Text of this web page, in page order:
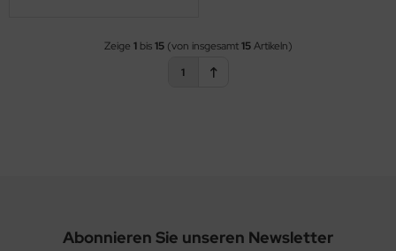
Zeige 1bis15(von insgesamt15Artikeln)
1
Abonnieren Sie unseren Newsletter